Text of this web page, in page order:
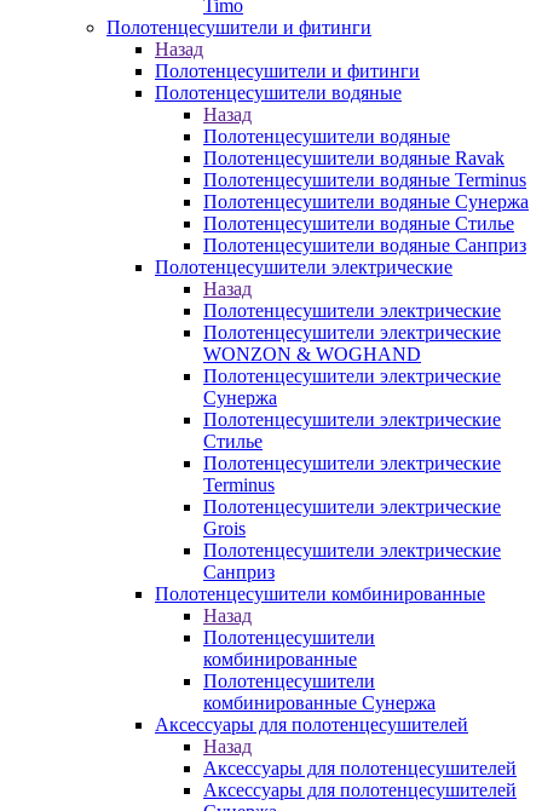
Timo
Полотенцесушители и фитинги
Назад
Полотенцесушители и фитинги
Полотенцесушители водяные
Назад
Полотенцесушители водяные
Полотенцесушители водяные Ravak
Полотенцесушители водяные Terminus
Полотенцесушители водяные Сунержа
Полотенцесушители водяные Стилье
Полотенцесушители водяные Санприз
Полотенцесушители электрические
Назад
Полотенцесушители электрические
Полотенцесушители электрические
WONZON & WOGHAND
Полотенцесушители электрические
Сунержа
Полотенцесушители электрические
Стилье
Полотенцесушители электрические
Terminus
Полотенцесушители электрические
Grois
Полотенцесушители электрические
Санприз
Полотенцесушители комбинированные
Назад
Полотенцесушители
комбинированные
Полотенцесушители
комбинированные Сунержа
Аксессуары для полотенцесушителей
Назад
Аксессуары для полотенцесушителей
Аксессуары для полотенцесушителей